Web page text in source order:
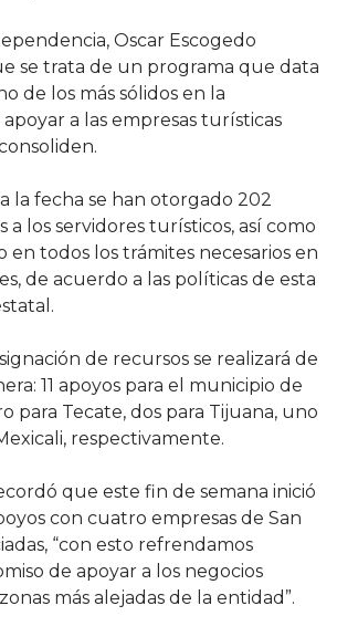
Oscar Escogedo
se trata de un programa que data
de los más sólidos en la
a las empresas turísticas
la fecha se han otorgado 202
a los servidores turísticos, así como
en todos los trámites necesarios en
de acuerdo a las políticas de esta
de recursos se realizará de
11 apoyos para el municipio de
para Tecate, dos para Tijuana, uno
respectivamente.
que este fin de semana inició
con cuatro empresas de San
“con esto refrendamos
de apoyar a los negocios
más alejadas de la entidad”.